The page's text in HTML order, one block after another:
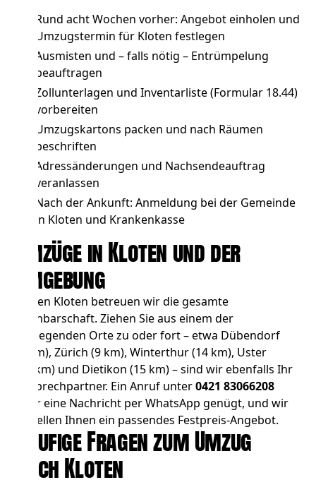
Rund acht Wochen vorher: Angebot einholen und
Umzugstermin für Kloten festlegen
Ausmisten und – falls nötig – Entrümpelung
beauftragen
Zollunterlagen und Inventarliste (Formular 18.44)
vorbereiten
Umzugskartons packen und nach Räumen
beschriften
Adressänderungen und Nachsendeauftrag
veranlassen
Nach der Ankunft: Anmeldung bei der Gemeinde
in Kloten und Krankenkasse
Umzüge in Kloten und der
Umgebung
Neben Kloten betreuen wir die gesamte
Nachbarschaft. Ziehen Sie aus einem der
umliegenden Orte zu oder fort – etwa Dübendorf
(7 km),Zürich (9 km),Winterthur(14 km), Uster
(15 km) und Dietikon (15 km) – sind wir ebenfalls Ihr
Ansprechpartner. Ein Anruf unter0421 83066208
oder eine Nachricht per WhatsApp genügt, und wir
erstellen Ihnen ein passendes Festpreis-Angebot.
Häufige Fragen zum Umzug
nach Kloten